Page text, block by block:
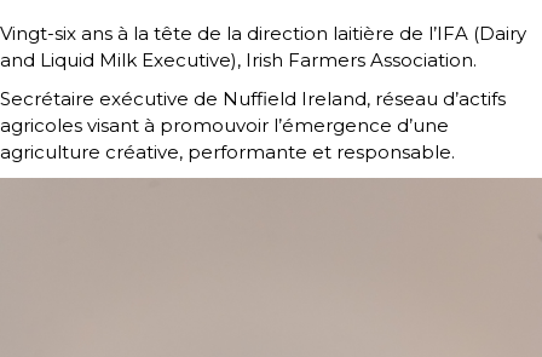
Vingt-six ans à la tête de la direction laitière de l’IFA (Dairy
and Liquid Milk Executive), Irish Farmers Association.
Secrétaire exécutive de Nuffield Ireland, réseau d’actifs
agricoles visant à promouvoir l’émergence d’une
agriculture créative, performante et responsable.